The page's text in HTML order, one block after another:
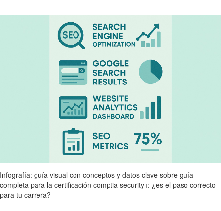
Infografía: guía visual con conceptos y datos clave sobre guía
completa para la certificación comptia security+: ¿es el paso correcto
para tu carrera?